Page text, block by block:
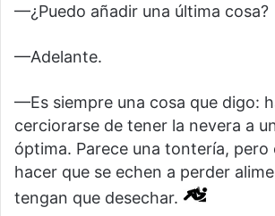
—¿Puedo añadir una última cosa?
—Adelante.
—Es siempre una cosa que digo:
cerciorarse de tener la nevera a
óptima. Parece una tontería, pero
hacer que se echen a perder
tengan que desechar.